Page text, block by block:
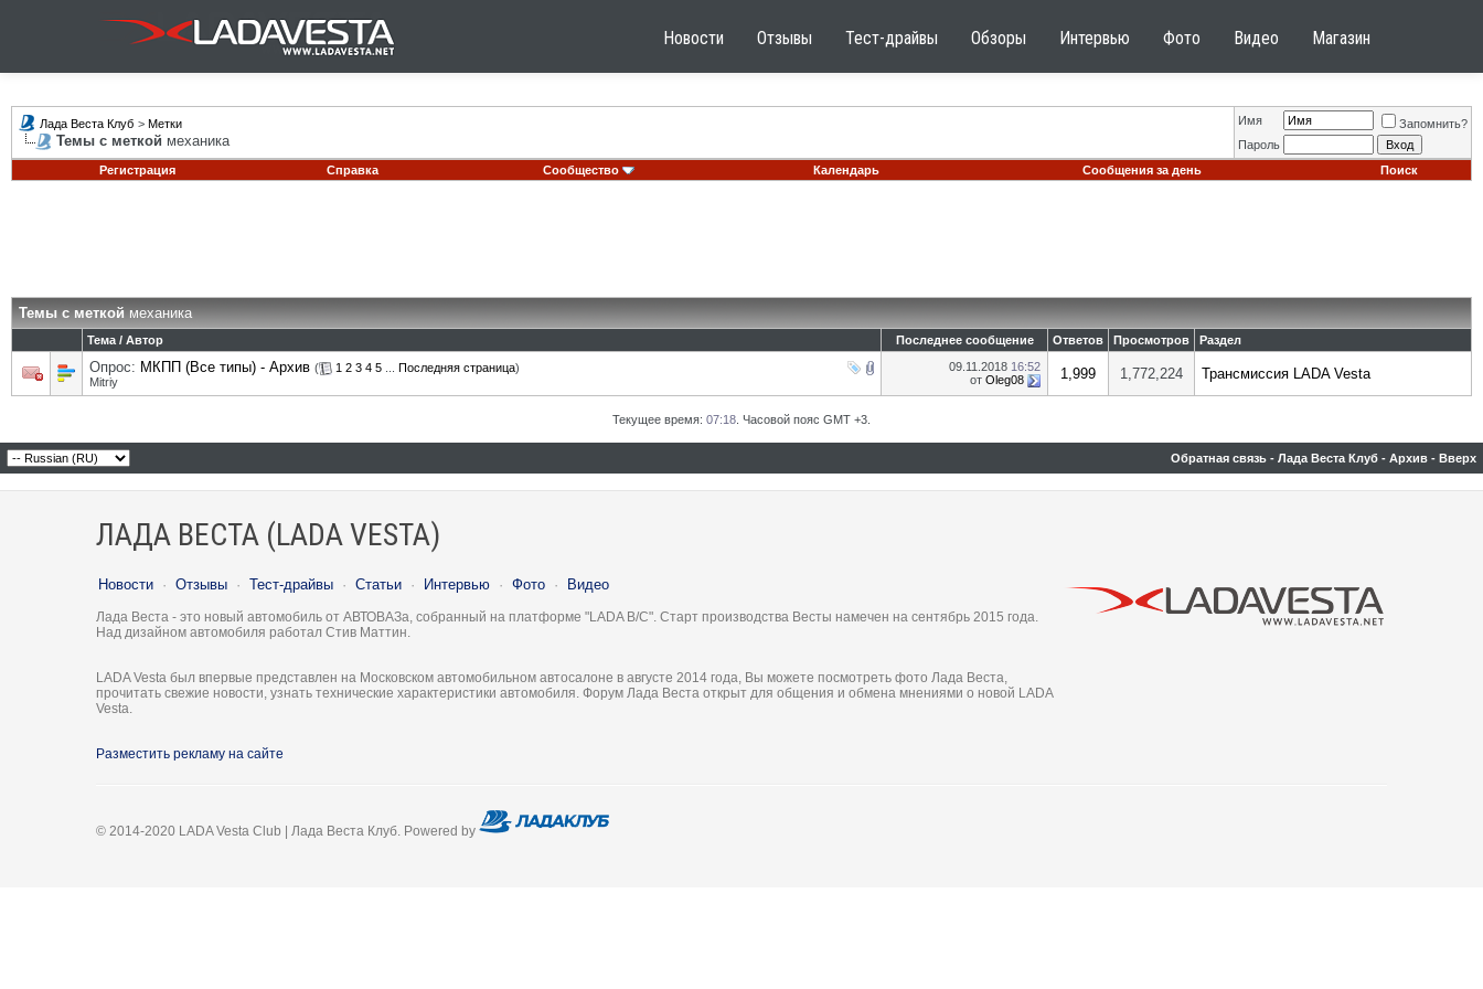
Новости Отзывы Тест-драйвы Обзоры Интервью Фото Видео Магазин
Лада Веста Клуб > Метки
Темы с меткой механика
Имя
Запомнить?
Пароль
Регистрация
Справка Сообщество Календарь Сообщения за день Поиск
Темы с меткоймеханика
Тема / Автор Последнее сообщение Ответов Просмотров Раздел
Опрос: МКПП (Все типы) - Архив ( 1 2 3 4 5 Последняя страница)
Mitriy
09.11.2018 16:52
от Oleg08 1,999 1,772,224 Трансмиссия LADA Vesta
Текущее время: 07:18 . Часовой пояс GMT +3.
Обратная связь - Лада Веста Клуб - Архив - Вверх
ЛАДА ВЕСТА (LADA VESTA)
Новости · Отзывы · Тест-драйвы · Статьи · Интервью · Фото · Видео
Лада Веста - это новый автомобиль от АВТОВАЗа, собранный на платформе "LADA B/C". Старт производства Весты намечен на сентябрь 2015 года.
Над дизайном автомобиля работал Стив Маттин.
LADA Vesta был впервые представлен на Московском автомобильном автосалоне в августе 2014 года, Вы можете посмотреть фото Лада Веста,
прочитать свежие новости, узнать технические характеристики автомобиля. Форум Лада Веста открыт для общения и обмена мнениями о новой LADA
Vesta.
Разместить рекламу на сайте
© 2014-2020 LADA Vesta Club | Лада Веста Клуб. Powered by